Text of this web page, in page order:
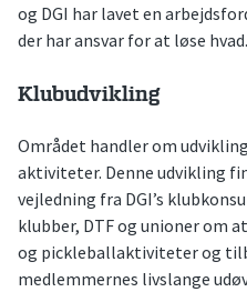
og DGI har lavet en
der har ansvar for at løse hvad.
Klubudvikling
Området handler om
aktiviteter. Denne udvikling
vejledning fra DGI’s
klubber, DTF og unioner om
og pickleballaktiviteter og
medlemmernes livslange